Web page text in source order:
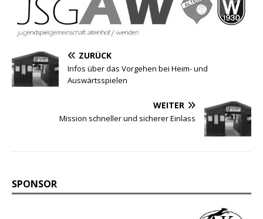
ZURÜCK
Infos über das Vorgehen bei Heim- und
Auswärtsspielen
WEITER
Mission schneller und sicherer Einlass
SPONSOR